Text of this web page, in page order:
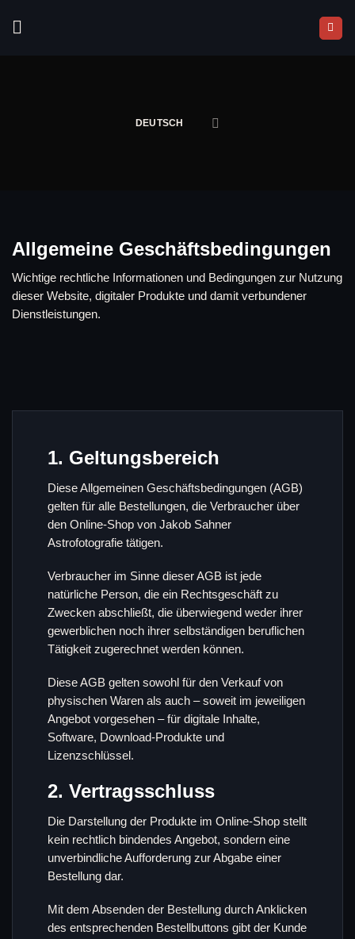
Inhalt
DEUTSCH
Allgemeine Geschäftsbedingungen
Wichtige rechtliche Informationen und Bedingungen zur Nutzung
dieser Website, digitaler Produkte und damit verbundener
Dienstleistungen.
1. Geltungsbereich
Diese Allgemeinen Geschäftsbedingungen (AGB)
gelten für alle Bestellungen, die Verbraucher über
den Online-Shop von Jakob Sahner
Astrofotografie tätigen.
Verbraucher im Sinne dieser AGB ist jede
natürliche Person, die ein Rechtsgeschäft zu
Zwecken abschließt, die überwiegend weder ihrer
gewerblichen noch ihrer selbständigen beruflichen
Tätigkeit zugerechnet werden können.
Diese AGB gelten sowohl für den Verkauf von
physischen Waren als auch – soweit im jeweiligen
Angebot vorgesehen – für digitale Inhalte,
Software, Download-Produkte und
Lizenzschlüssel.
2. Vertragsschluss
Die Darstellung der Produkte im Online-Shop stellt
kein rechtlich bindendes Angebot, sondern eine
unverbindliche Aufforderung zur Abgabe einer
Bestellung dar.
Mit dem Absenden der Bestellung durch Anklicken
des entsprechenden Bestellbuttons gibt der Kunde